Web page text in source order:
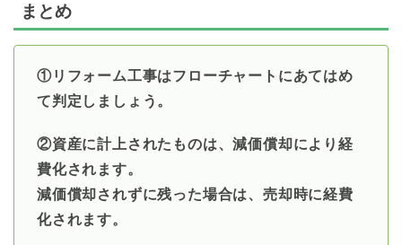
まとめ
①リフォーム工事はフローチャートにあてはめ
て判定しましょう。
②資産に計上されたものは、減価償却により経
費化されます。
減価償却されずに残った場合は、売却時に経費
化されます。